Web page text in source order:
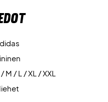
/ M / L / XL / XXL